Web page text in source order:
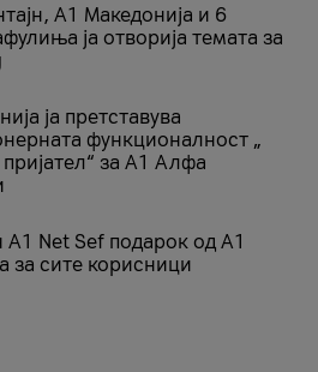
A1 Македонија и 6
ја отворија темата за
ја претставува
функционалност „
за А1 Алфа
A1 Net Sеf подарок од А1
за сите корисници